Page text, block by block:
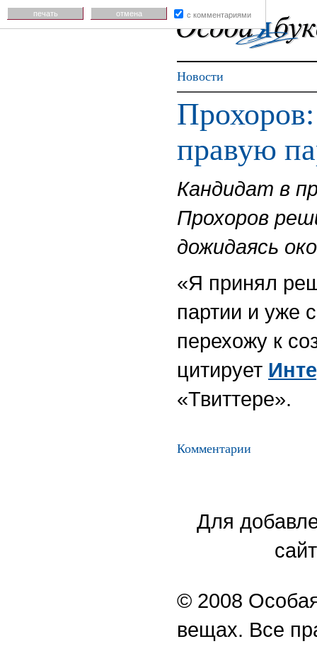
Новости
правую
Кандидат в
Прохоров
дожидаясь
«Я принял
партии и уже
перехожу к
цитирует
«Твиттере».
Комментарии
Для
© 2008
вещах. Все
печать отмена с комментариями